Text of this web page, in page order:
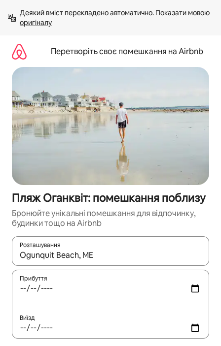
вмісту
Деякий вміст перекладено автоматично. Показати мовою
оригіналу
Перетворіть своє помешкання на Airbnb
Пляж Оганквіт: помешкання поблизу
Бронюйте унікальні помешкання для відпочинку,
будинки тощо на Airbnb
Розташування
Отримавши результати пошуку, використовуйте для
Прибуття
Виїзд